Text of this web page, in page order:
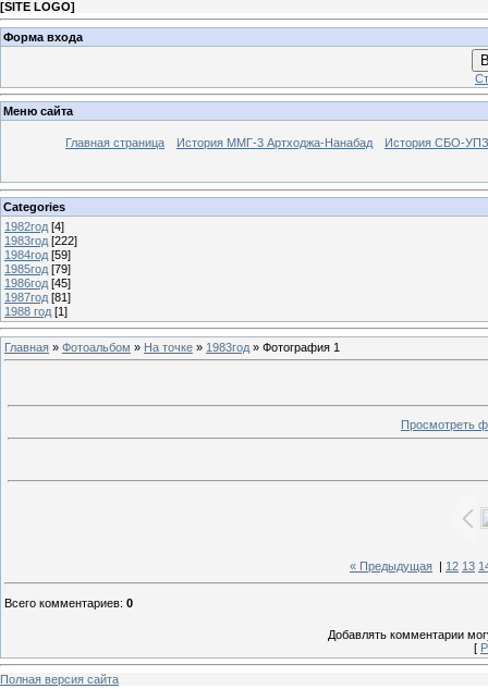
[SITE LOGO]
Форма входа
Меню сайта
Главная страница История ММГ-3 Артходжа-Нанабад История СБО-УПЗ
Categories
1982год [4]
1983год [222]
1984год [59]
1985год [79]
1986год [45]
1987год [81]
1988 год [1]
Главная » Фотоальбом » На точке » 1983год » Фотография 1
Просмотреть
« Предыдущая 12 13
Всего комментариев: 0
Добавлять комментарии
[
Полная версия сайта